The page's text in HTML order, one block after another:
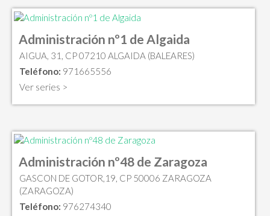
Administración nº1 de Algaida
AIGUA, 31, CP 07210 ALGAIDA (BALEARES)
Teléfono: 971665556
Ver series >
Administración nº48 de Zaragoza
GASCON DE GOTOR,19, CP 50006 ZARAGOZA
(ZARAGOZA)
Teléfono: 976274340